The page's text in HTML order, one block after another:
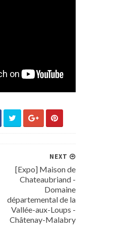
NEXT
[Expo] Maison de
Chateaubriand -
Domaine
départemental de la
Vallée-aux-Loups -
Châtenay-Malabry